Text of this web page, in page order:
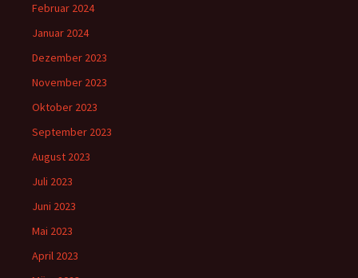
Februar 2024
Januar 2024
Dezember 2023
November 2023
Oktober 2023
September 2023
August 2023
Juli 2023
Juni 2023
Mai 2023
April 2023